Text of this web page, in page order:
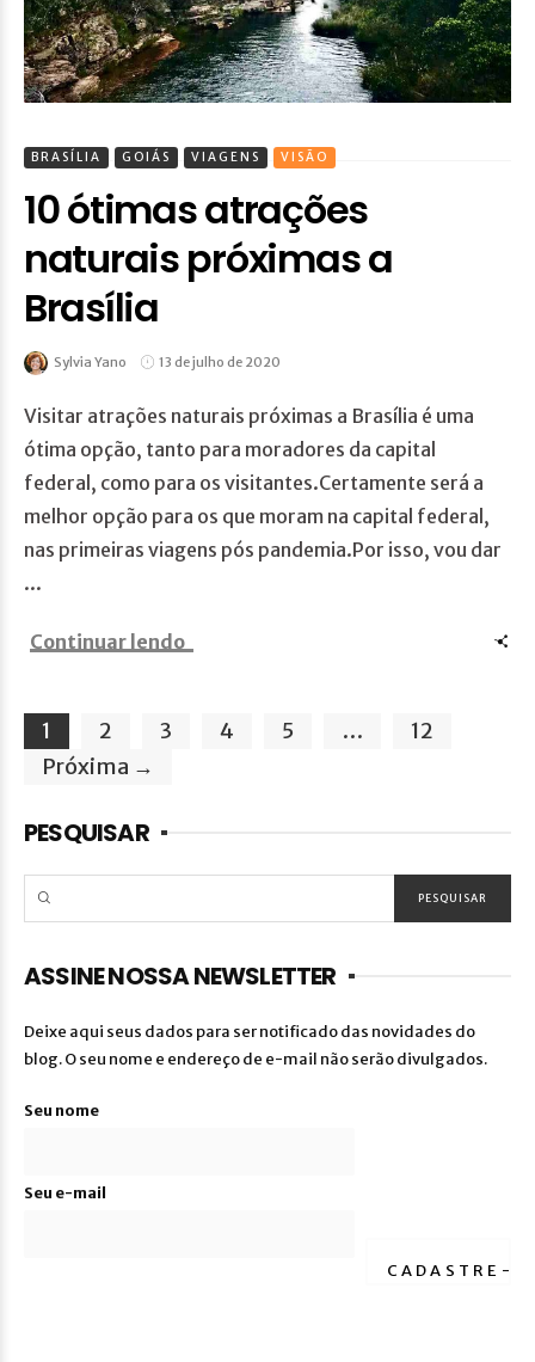
BRASÍLIA GOIÁS VIAGENS VISÃO
10 ótimas atrações
naturais próximas a
Brasília
Sylvia Yano 13 de julho de 2020
Visitar atrações naturais próximas a Brasília é uma
ótima opção, tanto para moradores da capital
federal, como para os visitantes.Certamente será a
melhor opção para os que moram na capital federal,
nas primeiras viagens pós pandemia.Por isso, vou dar
...
Continuar lendo
1 2 3 4 5 …
12
Próxima →
PESQUISAR
ASSINE NOSSA NEWSLETTER
Deixe aqui seus dados para ser notificado das novidades do
blog. O seu nome e endereço de e-mail não serão divulgados.
Seu nome
Seu e-mail